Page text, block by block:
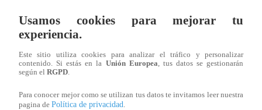
Usamos cookies para mejorar tu
experiencia.
Este sitio utiliza cookies para analizar el tráfico y personalizar
contenido. Si estás en la Unión Europea, tus datos se gestionarán
según el RGPD.
Para conocer mejor como se utilizan tus datos te invitamos leer nuestra
pagina de Política de privacidad.